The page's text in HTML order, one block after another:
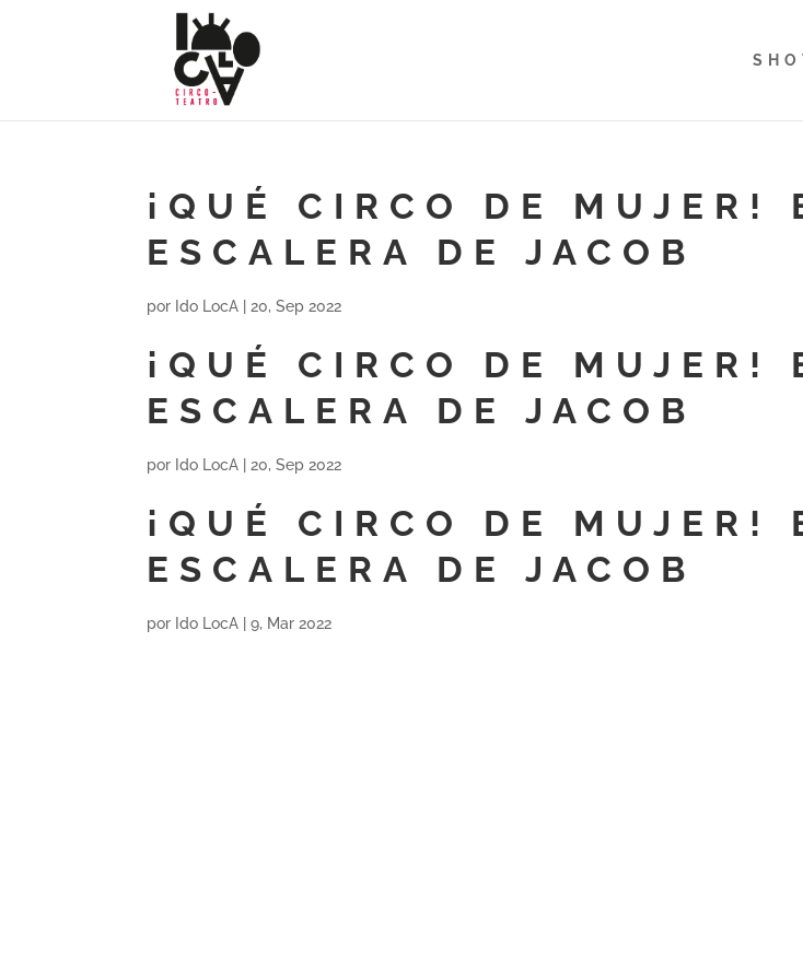
¡QUÉ CIRCO DE MUJER!
ESCALERA DE JACOB
por Ido LocA 20, Sep 2022
¡QUÉ CIRCO DE MUJER!
ESCALERA DE JACOB
por Ido LocA 20, Sep 2022
¡QUÉ CIRCO DE MUJER!
ESCALERA DE JACOB
por Ido LocA |9, Mar 2022